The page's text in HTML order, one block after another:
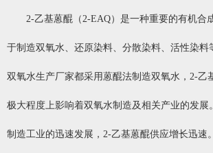
2-乙基蒽醌（2-EAQ）是一种重要的有机合
于制造双氧水、还原染料、分散染料、活性染料
双氧水生产厂家都采用蒽醌法制造双氧水，2-乙
极大程度上影响着双氧水制造及相关产业的发展
制造工业的迅速发展，2-乙基蒽醌供应增长迅速。